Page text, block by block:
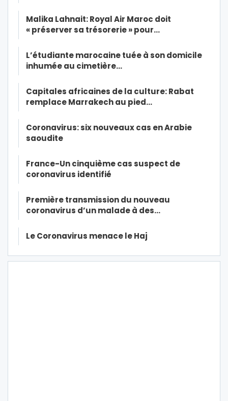
Malika Lahnait: Royal Air Maroc doit
« préserver sa trésorerie » pour…
L’étudiante marocaine tuée à son domicile
inhumée au cimetière…
Capitales africaines de la culture: Rabat
remplace Marrakech au pied…
Coronavirus: six nouveaux cas en Arabie
saoudite
France-Un cinquième cas suspect de
coronavirus identifié
Première transmission du nouveau
coronavirus d’un malade à des…
Le Coronavirus menace le Haj